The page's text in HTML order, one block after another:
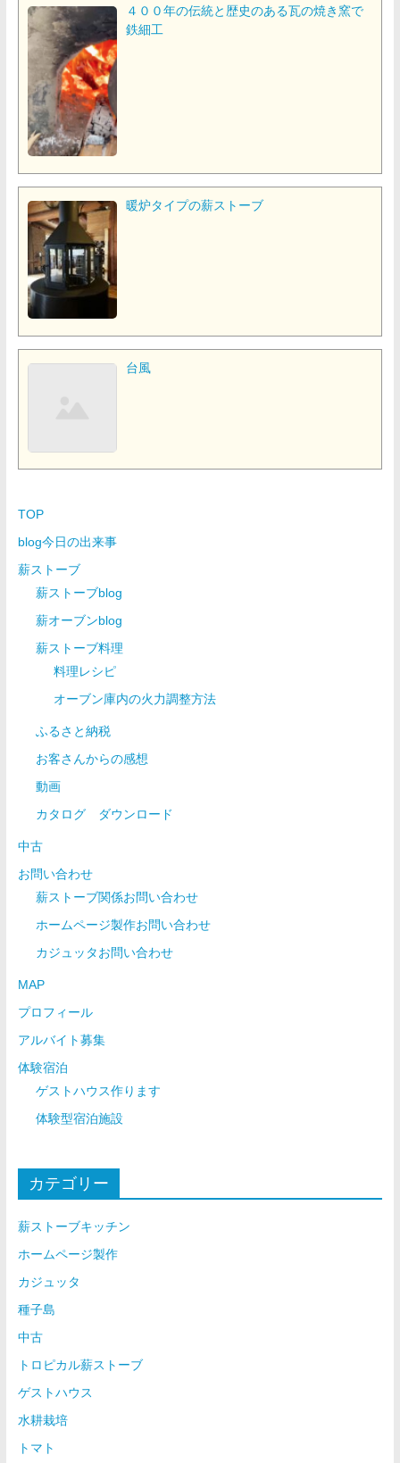
４００年の伝統と歴史のある瓦の焼き窯で
鉄細工
暖炉タイプの薪ストーブ
台風
TOP
blog今日の出来事
薪ストーブ
薪ストーブblog
薪オーブンblog
薪ストーブ料理
料理レシピ
オーブン庫内の火力調整方法
ふるさと納税
お客さんからの感想
動画
カタログ ダウンロード
中古
お問い合わせ
薪ストーブ関係お問い合わせ
ホームページ製作お問い合わせ
カジュッタお問い合わせ
MAP
プロフィール
アルバイト募集
体験宿泊
ゲストハウス作ります
体験型宿泊施設
カテゴリー
薪ストーブキッチン
ホームページ製作
カジュッタ
種子島
中古
トロピカル薪ストーブ
ゲストハウス
水耕栽培
トマト